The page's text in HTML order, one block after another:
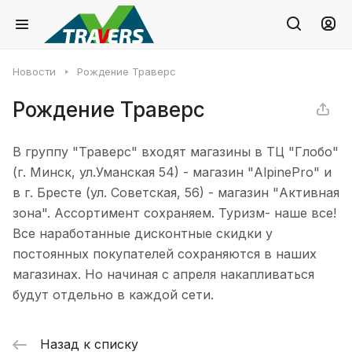
Новости Рождение Траверс
Рождение Траверс
В группу "Траверс" входят магазины в ТЦ "Глобо"
(г. Минск, ул.Уманская 54) - магазин "AlpinePro" и
в г. Бресте (ул. Советская, 56) - магазин "Активная
зона". Ассортимент сохраняем. Туризм- наше все!
Все наработанные дисконтные скидки у
постоянных покупателей сохраняются в наших
магазинах. Но начиная с апреля накапливаться
будут отдельно в каждой сети.
Назад к списку